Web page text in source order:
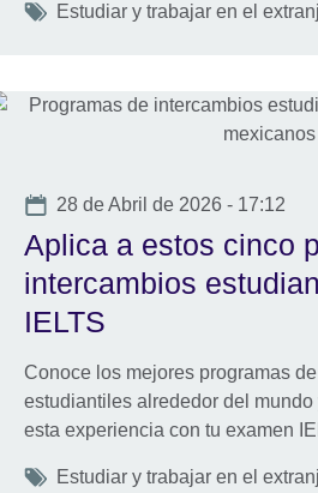
Tags
Estudiar y trabajar en el
Date
28 de Abril de 2026 - 17:12
Aplica a estos cinco
intercambios
IELTS
Conoce los mejores programas
estudiantiles alrededor del
esta experiencia con tu examen
Tags
Estudiar y trabajar en el